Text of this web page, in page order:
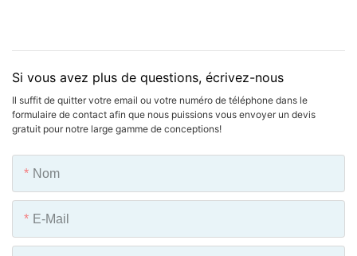
Si vous avez plus de questions, écrivez-nous
Il suffit de quitter votre email ou votre numéro de téléphone dans le
formulaire de contact afin que nous puissions vous envoyer un devis
gratuit pour notre large gamme de conceptions!
Nom
E-Mail